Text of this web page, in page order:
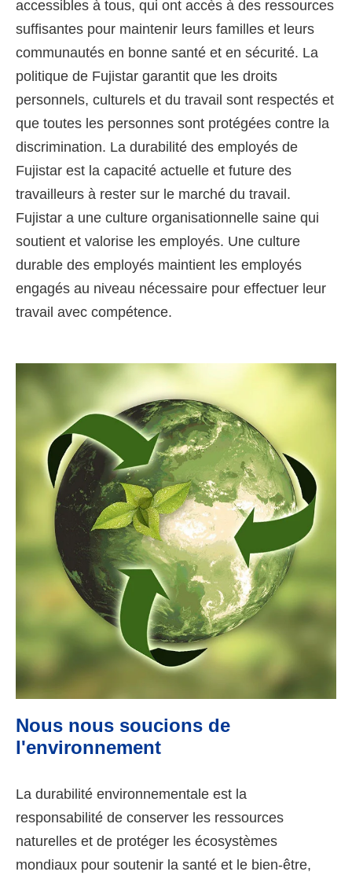
accessibles à tous, qui ont accès à des ressources
suffisantes pour maintenir leurs familles et leurs
communautés en bonne santé et en sécurité. La
politique de Fujistar garantit que les droits
personnels, culturels et du travail sont respectés et
que toutes les personnes sont protégées contre la
discrimination. La durabilité des employés de
Fujistar est la capacité actuelle et future des
travailleurs à rester sur le marché du travail.
Fujistar a une culture organisationnelle saine qui
soutient et valorise les employés. Une culture
durable des employés maintient les employés
engagés au niveau nécessaire pour effectuer leur
travail avec compétence.
Nous nous soucions de
l'environnement
La durabilité environnementale est la
responsabilité de conserver les ressources
naturelles et de protéger les écosystèmes
mondiaux pour soutenir la santé et le bien-être,